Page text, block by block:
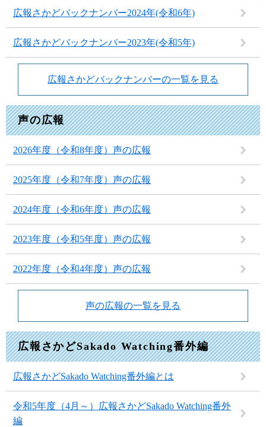
広報さかどバックナンバー2024年(令和6年)
広報さかどバックナンバー2023年(令和5年)
広報さかどバックナンバーの一覧を見る
声の広報
2026年度（令和8年度）声の広報
2025年度（令和7年度）声の広報
2024年度（令和6年度）声の広報
2023年度（令和5年度）声の広報
2022年度（令和4年度）声の広報
声の広報の一覧を見る
広報さかどSakado Watching番外編
広報さかどSakado Watching番外編とは
令和5年度（4月～）広報さかどSakado Watching番外
編